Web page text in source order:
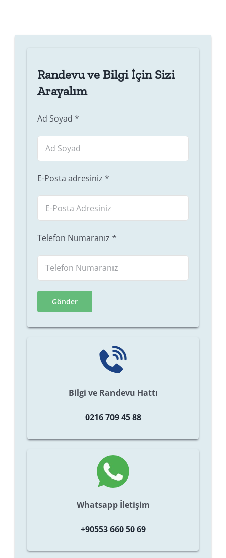
Randevu ve Bilgi İçin Sizi
Arayalım
Ad Soyad *
E-Posta adresiniz *
Telefon Numaranız *
Bilgi ve Randevu Hattı
0216 709 45 88
Whatsapp İletişim
+90553 660 50 69